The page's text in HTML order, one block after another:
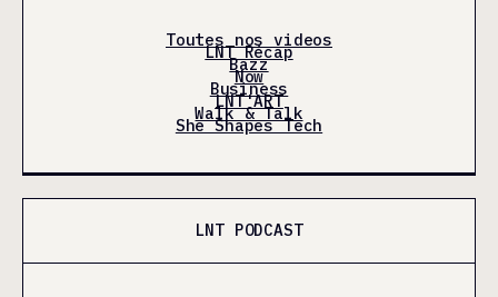
Toutes nos videos
LNT Récap
Bazz
Now
Business
LNT'ART
Walk & Talk
She Shapes Tech
LNT PODCAST